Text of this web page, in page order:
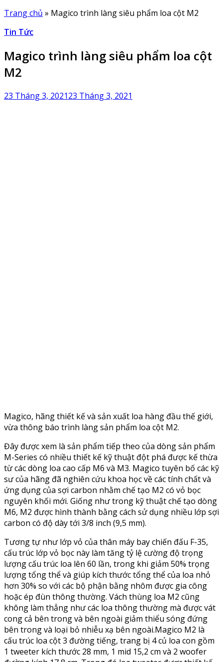
Trang chủ » Magico trình làng siêu phẩm loa cột M2
Tin Tức
Magico trình làng siêu phẩm loa cột
M2
23 Tháng 3, 202123 Tháng 3, 2021
Magico, hãng thiết kế và sản xuất loa hàng đầu thế giới,
vừa thông báo trình làng sản phẩm loa cột M2.
Đây được xem là sản phẩm tiếp theo của dòng sản phẩm
M-Series có nhiều thiết kế kỹ thuật đột phá được kế thừa
từ các dòng loa cao cấp M6 và M3. Magico tuyên bố các kỹ
sư của hãng đã nghiên cứu khoa học về các tính chất và
ứng dụng của sợi carbon nhằm chế tạo M2 có vỏ bọc
nguyên khối mới. Giống như trong kỹ thuật chế tạo dòng
M6, M2 được hình thành bằng cách sử dụng nhiều lớp sợi
carbon có độ dày tới 3/8 inch (9,5 mm).
Tương tự như lớp vỏ của thân máy bay chiến đấu F-35,
cấu trúc lớp vỏ bọc này làm tăng tỷ lệ cường độ trọng
lượng cấu trúc loa lên 60 lần, trong khi giảm 50% trọng
lượng tổng thể và giúp kích thước tổng thể của loa nhỏ
hơn 30% so với các bộ phận bằng nhôm được gia công
hoặc ép đùn thông thường. Vách thùng loa M2 cũng
không làm thẳng như các loa thông thường mà được vát
cong cả bên trong và bên ngoài giảm thiểu sóng đứng
bên trong và loại bỏ nhiễu xạ bên ngoài.Magico M2 là
cấu trúc loa cột 3 đường tiếng, trang bị 4 củ loa con gồm
1 tweeter kích thước 28 mm, 1 mid 15,2 cm và 2 woofer